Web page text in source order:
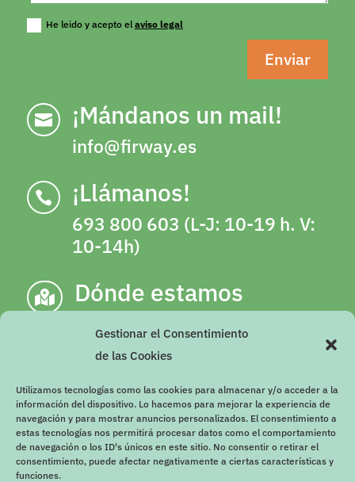
Gestionar el Consentimiento
de las Cookies
Utilizamos tecnologías como las cookies para almacenar y/o acceder a la
información del dispositivo. Lo hacemos para mejorar la experiencia de
navegación y para mostrar anuncios personalizados. El consentimiento a
estas tecnologías nos permitirá procesar datos como el comportamiento
de navegación o los ID's únicos en este sitio. No consentir o retirar el
consentimiento, puede afectar negativamente a ciertas características y
funciones.
He leido y acepto el aviso legal
Enviar
 ¡Mándanos un mail!
info@firway.es
 ¡Llámanos!
693 800 603 (L-J: 10-19 h. V:
10-14h)
 Dónde estamos
Imprescindible cita previa